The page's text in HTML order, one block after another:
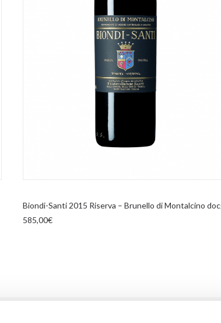
Biondi-Santi 2015 Riserva – Brunello di Montalcino
585,00€